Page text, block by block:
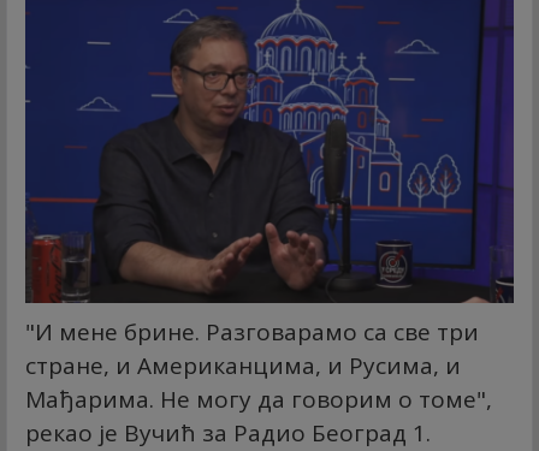
"И мене брине. Разговарамо са све три
стране, и Американцима, и Русима, и
Мађарима. Не могу да говорим о томе",
рекао је Вучић за Радио Београд 1.